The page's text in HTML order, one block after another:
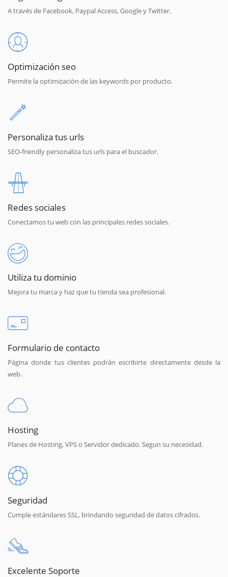
A través de Facebook, Paypal Access, Google y Twitter.
Optimización seo
Permite la optimización de las keywords por producto.
Personaliza tus urls
SEO-friendly personaliza tus urls para el buscador.
Redes sociales
Conectamos tu web con las principales redes sociales.
Utiliza tu dominio
Mejora tu marca y haz que tu tienda sea profesional.
Formulario de contacto
Página donde tus clientes podrán escribirte directamente desde la
web.
Hosting
Planes de Hosting, VPS o Servidor dedicado. Segun su necesidad.
Seguridad
Cumple estándares SSL, brindando seguridad de datos cifrados.
Excelente Soporte